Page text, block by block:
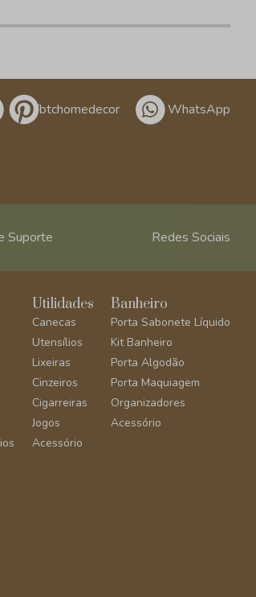
/btchomedecor WhatsApp
Suporte Redes Sociais
Utilidades
Canecas
Utensílios
Lixeiras
Cinzeiros
Cigarreiras
Jogos
Acessório
Banheiro
Porta Sabonete Líquido
Kit Banheiro
Porta Algodão
Porta Maquiagem
Organizadores
Acessório